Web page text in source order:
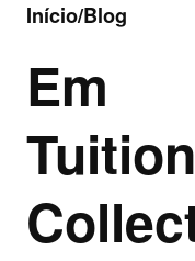
Início/Blog
Em